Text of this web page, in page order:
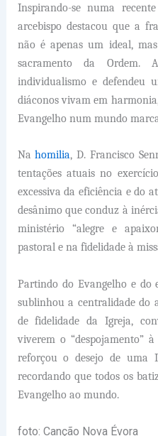
Inspirando-se numa
arcebispo destacou que a
não é apenas um ideal,
sacramento da
individualismo e defendeu
diáconos vivam em
Evangelho num mundo
Nahomilia, D. Francisco
tentações atuais no
excessiva da eficiência e do
desânimo que conduz à
ministério “alegre e
pastoral e na fidelidade à
Partindo do Evangelho e do
sublinhou a centralidade do
de fidelidade da Igreja,
viverem o “despojamento”
reforçou o desejo de uma
recordando que todos os
Evangelho ao mundo.
foto: Canção Nova Évora